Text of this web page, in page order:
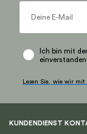
Ich bin mit
einverstanden.
Lesen Sie, wie wir mit
KUNDENDIENST